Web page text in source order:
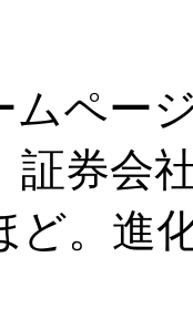
ムペー
証券会
ど。進